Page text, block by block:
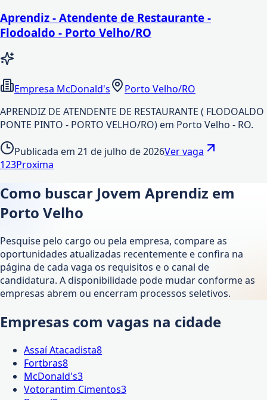
Aprendiz - Atendente de Restaurante -
Flodoaldo - Porto Velho/RO
Empresa McDonald's
Porto Velho/RO
APRENDIZ DE ATENDENTE DE RESTAURANTE ( FLODOALDO
PONTE PINTO - PORTO VELHO/RO) em Porto Velho - RO.
Publicada em 21 de julho de 2026Ver vaga
123Proxima
Como buscar Jovem Aprendiz em
Porto Velho
Pesquise pelo cargo ou pela empresa, compare as
oportunidades atualizadas recentemente e confira na
página de cada vaga os requisitos e o canal de
candidatura. A disponibilidade pode mudar conforme as
empresas abrem ou encerram processos seletivos.
Empresas com vagas na cidade
Assaí Atacadista8
Fortbras8
McDonald's3
Votorantim Cimentos3